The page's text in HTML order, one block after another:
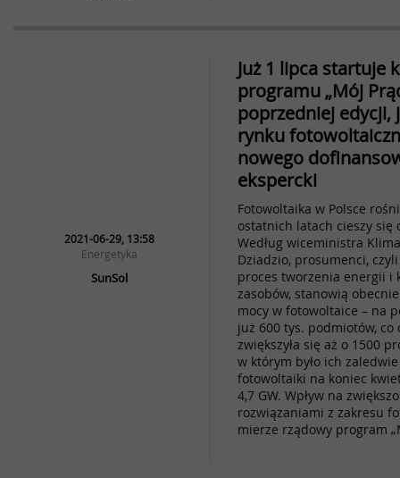
2021-06-29, 13:58
Energetyka
SunSol
Już 1 lipca startuje
programu „Mój
poprzedniej edycji,
rynku
nowego
ekspercki
Fotowoltaika w Polsce
ostatnich latach cieszy
Według wiceministra
Dziadzio, prosumenci,
proces tworzenia energii i
zasobów, stanowią
mocy w fotowoltaice – na
już 600 tys. podmiotów, co
zwiększyła się aż o 1500
w którym było ich
fotowoltaiki na koniec
4,7 GW. Wpływ na
rozwiązaniami z zakresu
mierze rządowy program